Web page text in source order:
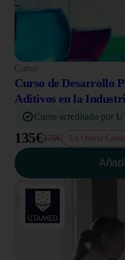
Curso
Curso de Desarrollo
Aditivos en la
Curso acreditado por
135€370€ La Oferta